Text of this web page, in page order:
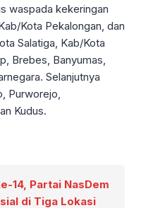
waspada kekeringan
Kota Pekalongan, dan
Salatiga, Kab/Kota
Brebes, Banyumas,
Selanjutnya
Purworejo,
Kudus.
14, Partai NasDem
di Tiga Lokasi